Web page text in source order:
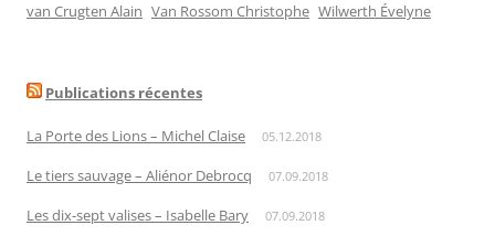
van Crugten Alain Van Rossom Christophe Wilwerth Évelyne
Publications récentes
La Porte des Lions – Michel Claise 05.12.2018
Le tiers sauvage – Aliénor Debrocq 07.09.2018
Les dix-sept valises – Isabelle Bary 07.09.2018